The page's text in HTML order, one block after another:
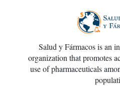
Salud y Fármacos is an
organization that promotes
use of pharmaceuticals